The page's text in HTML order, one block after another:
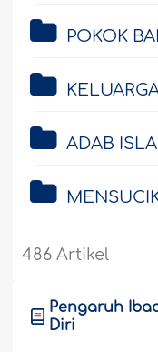
POKOK
ADAB
486 Artikel
Pengaruh
Diri